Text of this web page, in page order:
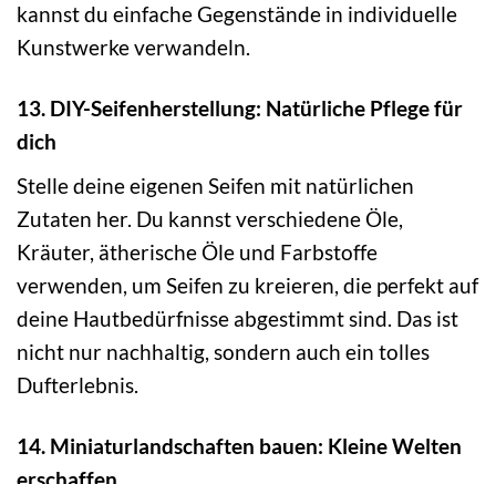
kannst du einfache Gegenstände in individuelle
Kunstwerke verwandeln.
13. DIY-Seifenherstellung: Natürliche Pflege für
dich
Stelle deine eigenen Seifen mit natürlichen
Zutaten her. Du kannst verschiedene Öle,
Kräuter, ätherische Öle und Farbstoffe
verwenden, um Seifen zu kreieren, die perfekt auf
deine Hautbedürfnisse abgestimmt sind. Das ist
nicht nur nachhaltig, sondern auch ein tolles
Dufterlebnis.
14. Miniaturlandschaften bauen: Kleine Welten